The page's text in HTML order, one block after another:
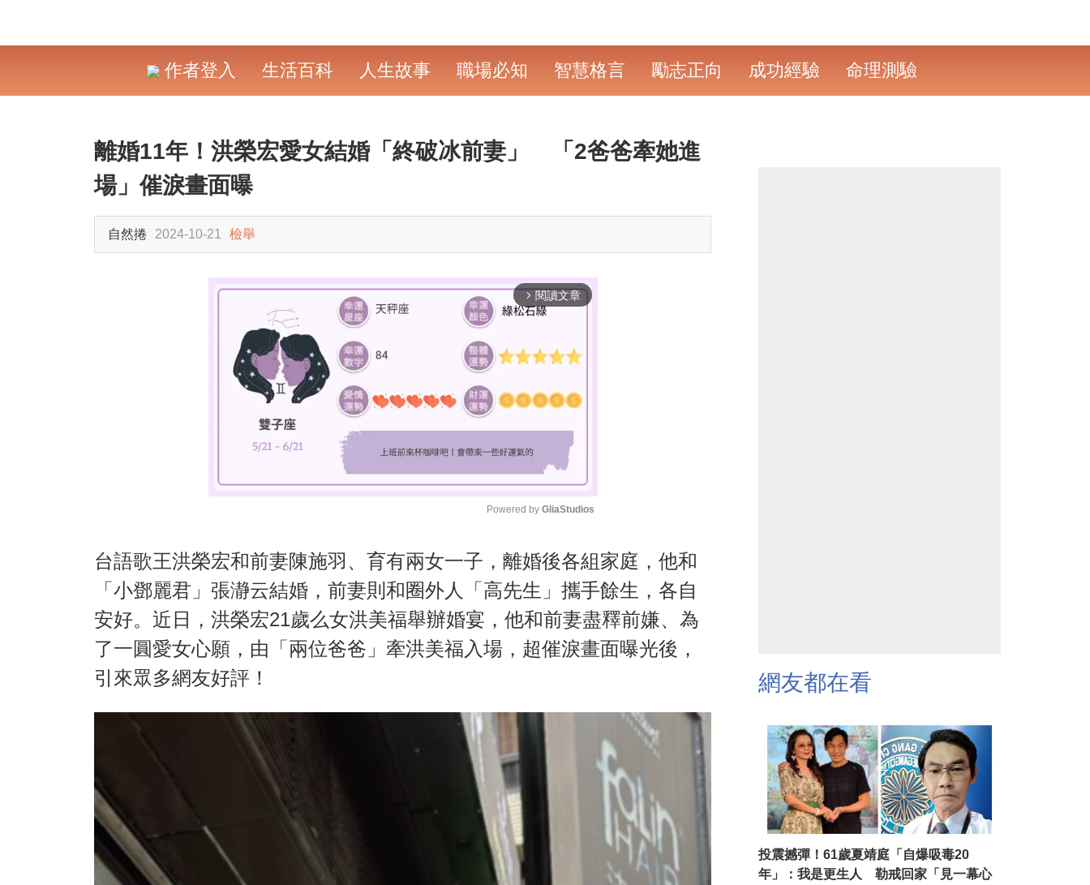
作者登入 生活百科 人生故事 職場必知 智慧格言 勵志正向 成功經驗 命理測驗
離婚11年！洪榮宏愛女結婚「終破冰前妻」 「2爸爸牽她進
場」催淚畫面曝
自然捲 2024-10-21 檢舉
arrow_forward_ios 閱讀文章
M
u
t
e
Powered by GliaStudios
台語歌王洪榮宏和前妻陳施羽、育有兩女一子，離婚後各組家庭，他和
「小鄧麗君」張瀞云結婚，前妻則和圈外人「高先生」攜手餘生，各自
安好。近日，洪榮宏21歲么女洪美福舉辦婚宴，他和前妻盡釋前嫌、為
了一圓愛女心願，由「兩位爸爸」牽洪美福入場，超催淚畫面曝光後，
引來眾多網友好評！
網友都在看
投震撼彈！61歲夏靖庭「自爆吸毒20
年」：我是更生人 勒戒回家「見一幕心